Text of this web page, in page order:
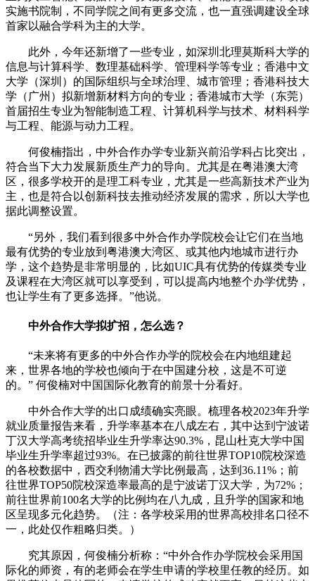
实施书院制，不同学院之间有更多交流，也一直强调建设全球
首家以融合学科为主的大学。
此外，今年还新增了一些专业，如深圳北理莫斯科大学的
信息与计算科学、数理基础科学、管理科学等专业；香港中文
大学（深圳）的国际组织与全球治理、城市管理；香港科技大
学（广州）拟新增新材料方向的专业；香港城市大学（东莞）
首届招生专业为智能制造工程、计算机科学与技术、材料科学
与工程、能源与动力工程。
何俊楠指出，中外合作办学专业新兴前沿学科占比突出，
符合当下大力发展新质生产力的导向。尤其是在粤港澳大湾
区，很多学校开的是理工科专业，尤其是一些高新技术产业为
主，也是符合以创新科技去推动经济发展的需求，所以大学也
据此调整设置。
“另外，我们看到很多中外合作办学院校会让它们在当地
最有优势的专业放到粤港澳大湾区、或其他内地城市进行办
学，这个趋势是非常明显的，比如UIC具有优势的传媒类专业
及课程在大湾区就可以享受到，可以提高内地整个办学优势，
也让学生有了更多选择。”他说。
中外合作大学拟扩招，怎么选？
“未来将有更多的中外合作办学的院校会在内地组建起
来，世界各地的学校也倾向于在中国建分校，这是不可逆
的。” 何俊楠对中国国际化教育的前景十分看好。
中外合作大学的出口成绩确实亮眼。梳理各校2023年升学
就业质量报告来看，升学率基本在八成左右，其中达到宁波诺
丁汉大学高考统招毕业生升学率达90.3%，昆山杜克大学中国
毕业生升学率超过93%。在已披露的前往世界TOP10院校深造
的各校数据中，西交利物浦大学比例最高，达到36.11%；前
往世界TOP50院校深造率最高的是宁波诺丁汉大学，为72%；
前往世界前100名大学的比例均在八九成，且升学的国家和地
区呈现多元化趋势。（注：各学校采用的世界高校排名口径不
一，此处仅作粗略归类。）
究其原因，何俊楠分析称：“中外合作办学院校会采用国
际化的师资，有的老师会在学生申请的学校里任教的经历。如